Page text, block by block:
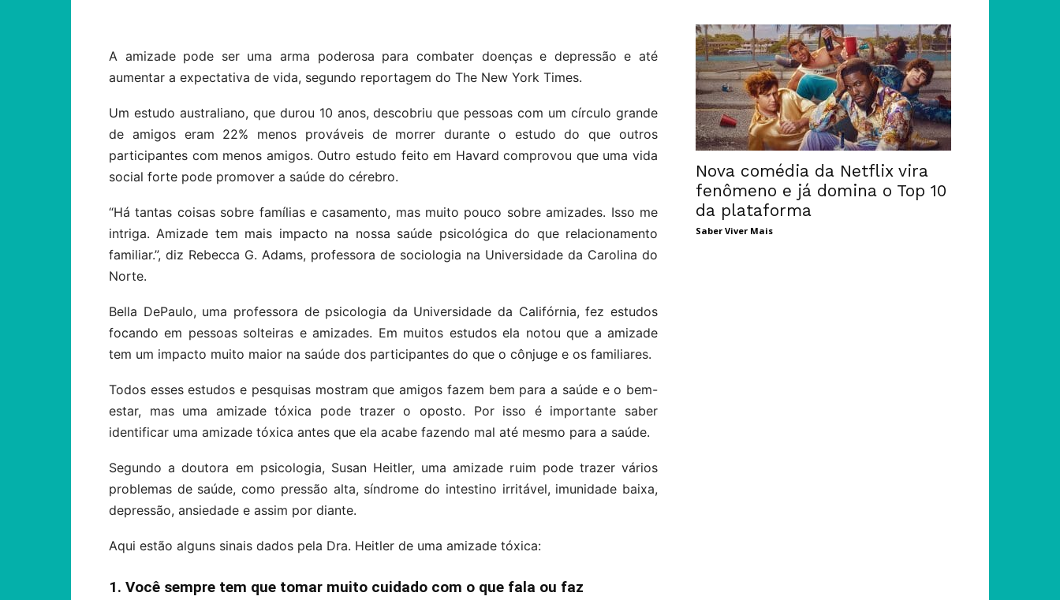
A amizade pode ser uma arma poderosa para combater doenças e depressão e até
aumentar a expectativa de vida, segundo reportagem do The New York Times.
Um estudo australiano, que durou 10 anos, descobriu que pessoas com um círculo grande
de amigos eram 22% menos prováveis de morrer durante o estudo do que outros
participantes com menos amigos. Outro estudo feito em Havard comprovou que uma vida
social forte pode promover a saúde do cérebro.
“Há tantas coisas sobre famílias e casamento, mas muito pouco sobre amizades. Isso me
intriga. Amizade tem mais impacto na nossa saúde psicológica do que relacionamento
familiar.”, diz Rebecca G. Adams, professora de sociologia na Universidade da Carolina do
Norte.
Bella DePaulo, uma professora de psicologia da Universidade da Califórnia, fez estudos
focando em pessoas solteiras e amizades. Em muitos estudos ela notou que a amizade
tem um impacto muito maior na saúde dos participantes do que o cônjuge e os familiares.
Todos esses estudos e pesquisas mostram que amigos fazem bem para a saúde e o bem-
estar, mas uma amizade tóxica pode trazer o oposto. Por isso é importante saber
identificar uma amizade tóxica antes que ela acabe fazendo mal até mesmo para a saúde.
Segundo a doutora em psicologia, Susan Heitler, uma amizade ruim pode trazer vários
problemas de saúde, como pressão alta, síndrome do intestino irritável, imunidade baixa,
depressão, ansiedade e assim por diante.
Aqui estão alguns sinais dados pela Dra. Heitler de uma amizade tóxica:
1. Você sempre tem que tomar muito cuidado com o que fala ou faz
Nova comédia da Netflix vira
fenômeno e já domina o Top 10
da plataforma
Saber Viver Mais